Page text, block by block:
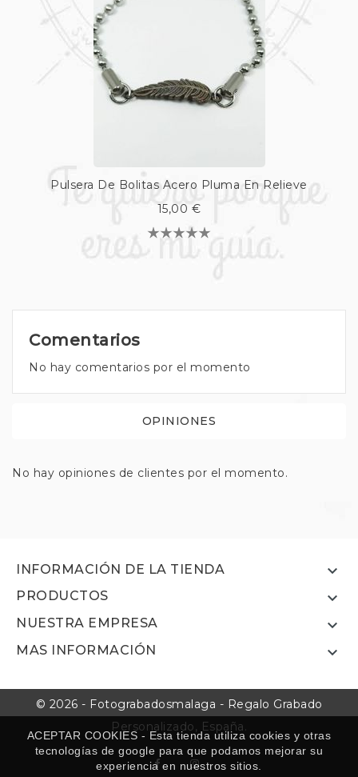
Pulsera De Bolitas Acero Pluma En Relieve
15,00 €
Comentarios
No hay comentarios por el momento
OPINIONES
No hay opiniones de clientes por el momento.
INFORMACIÓN DE LA TIENDA 
PRODUCTOS 
NUESTRA EMPRESA 
MAS INFORMACIÓN 
ACEPTAR COOKIES - Esta tienda utiliza cookies y otras
tecnologías de google para que podamos mejorar su
experiencia en nuestros sitios.
© 2026 - Fotograbadosmalaga - Regalo Grabado
Personalizado, España.